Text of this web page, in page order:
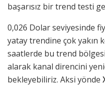
başarısız bir trend testi
0,026 Dolar seviyesinde
yatay trendine çok yakın
saatlerde bu trend
alarak kanal direncini
bekleyebiliriz. Aksi yönde